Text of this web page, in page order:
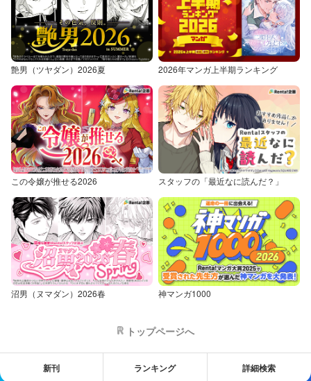
艶男（ツヤダン）2026夏 2026年マンガ上半期ランキング
この令嬢が推せる2026 スタッフの「最近なに読んだ？」
沼男（ヌマダン）2026春 神マンガ1000
トップページへ
新刊 ランキング 詳細検索